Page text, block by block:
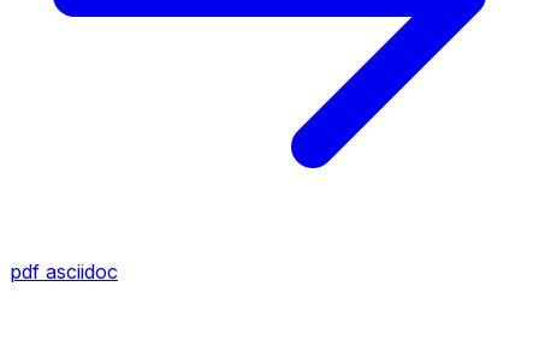
pdf asciidoc